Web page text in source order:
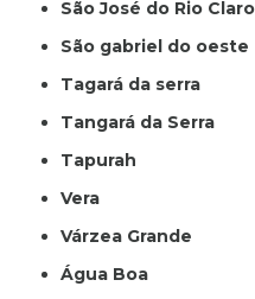
São José do Rio Claro
São gabriel do oeste
Tagará da serra
Tangará da Serra
Tapurah
Vera
Várzea Grande
Água Boa